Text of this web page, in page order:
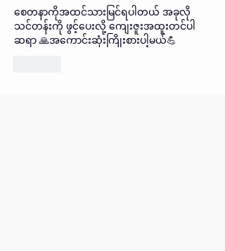
စေတနာကိုအထင်သားမြင်ရပါတယ် အခုလို
သင်တန်းကို ဖွင့်ပေးလို့ ကျေးဇူးအထူးတင်ပါ
ဆရာ 🙏အကောင်းဆုံးကြိုးစားပါ့မယ်💪